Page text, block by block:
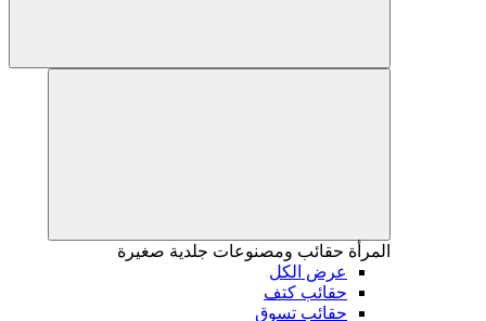
المرأة حقائب ومصنوعات جلدية صغيرة
عرض الكل
حقائب كتف
حقائب تسوق